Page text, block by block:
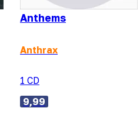
Anthems
Anthrax
1 CD
9,99